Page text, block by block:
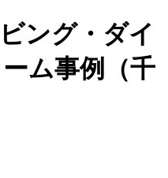
ング・ダイ
ム事例（千